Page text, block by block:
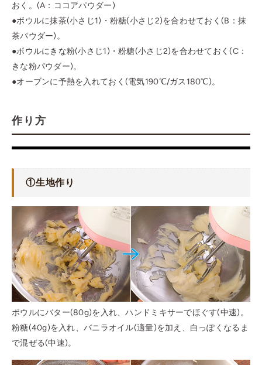
おく。(A：ココアパウダー)
●ボウルに抹茶(小さじ1)・粉糖(小さじ2)を合わせておく(B：抹
茶パウダー)。
●ボウルにきな粉(小さじ1)・粉糖(小さじ2)を合わせておく(C：
きな粉パウダー)。
●オーブンに予熱を入れておく(電気190℃/ガス180℃)。
作り方
①生地作り
ボウルにバター(80g)を入れ、ハンドミキサーでほぐす(中速)。
粉糖(40g)を入れ、バニラオイル(適量)を加え、白っぽくなるま
で混ぜる(中速)。